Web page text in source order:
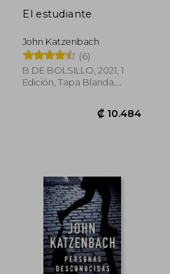
₡ 14.298
El estudiante
John Katzenbach
(6)
B DE BOLSILLO, 2021, 1
Edición, Tapa Blanda,